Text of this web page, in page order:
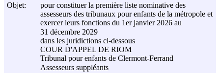
Objet:
pour constituer la première liste nominative des
assesseurs des tribunaux pour enfants de la métropole et
exercer leurs fonctions du 1er janvier 2026 au
31 décembre 2029
dans les juridictions ci-dessous
COUR D'APPEL DE RIOM
Tribunal pour enfants de Clermont-Ferrand
Assesseurs suppléants